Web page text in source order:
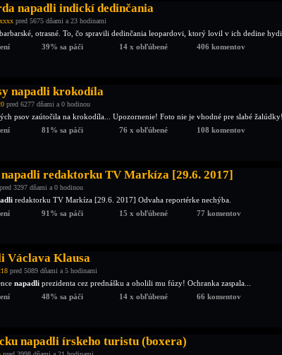
napadli indickí dedinčania
pred 5675 dňami a 23 hodinami
otrasné. To, čo spravili dedinčania leopardovi, ktorý lovil v ich dedine
39% sa páči 14 x obľúbené 406 komentov
napadli krokodíla
pred 6277 dňami a 0 hodinou
psov zaútočila na krokodíla... Upozornenie! Foto nie je vhodné pre slabé žalúdky!
81% sa páči 76 x obľúbené 108 komentov
redaktorku TV Markíza [29.6. 2017]
3297 dňami a 0 hodinou
redaktorku TV Markíza [29.6. 2017] Odvaha reportérke nechýba.
91% sa páči 15 x obľúbené 77 komentov
Václava Klausa
pred 5089 dňami a 5 hodinami
napadli prezidenta cez prednášku a oholili mu fúzy! Ochranka zaspala...
48% sa páči 14 x obľúbené 66 komentov
napadli írskeho turistu (boxera)